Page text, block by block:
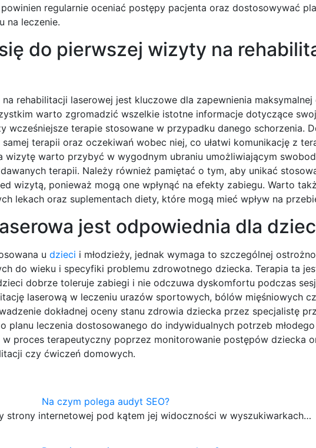
regularnie oceniać postępy pacjenta oraz dostosowywać
na leczenie.
do pierwszej wizyty na
rehabilitacji laserowej jest kluczowe dla zapewnienia
warto zgromadzić wszelkie istotne informacje dotyczące
wcześniejsze terapie stosowane w przypadku danego schorzenia.
terapii oraz oczekiwań wobec niej, co ułatwi komunikację z
wizytę warto przybyć w wygodnym ubraniu umożliwiającym
terapii. Należy również pamiętać o tym, aby unikać
wizytą, ponieważ mogą one wpłynąć na efekty zabiegu. Warto
lekach oraz suplementach diety, które mogą mieć wpływ na
jest odpowiednia dla
u dzieci i młodzieży, jednak wymaga to szczególnej
do wieku i specyfiki problemu zdrowotnego dziecka. Terapia ta
dobrze toleruje zabiegi i nie odczuwa dyskomfortu podczas
laserową w leczeniu urazów sportowych, bólów mięśniowych
dokładnej oceny stanu zdrowia dziecka przez specjalistę
planu leczenia dostosowanego do indywidualnych potrzeb
proces terapeutyczny poprzez monitorowanie postępów dziecka
czy ćwiczeń domowych.
Na czym polega audyt SEO?
strony internetowej pod kątem jej widoczności w wyszukiwarkach…